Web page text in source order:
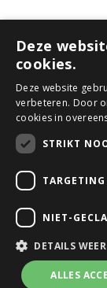
Tuincentrum
Deze
cookies.
Deze website
verbeteren. Door
cookies in
STRIKT
TARGETING
NIET-
DETAILS
ALLES